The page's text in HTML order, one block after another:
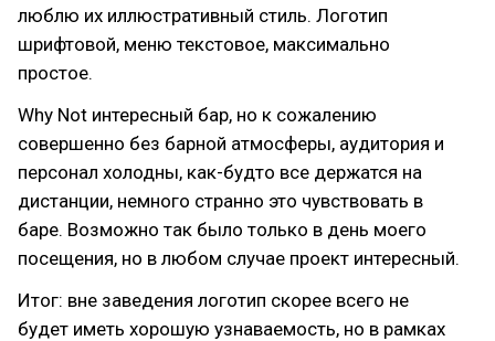
люблю их иллюстративный стиль. Логотип
шрифтовой, меню текстовое, максимально
простое.
Why Not интересный бар, но к сожалению
совершенно без барной атмосферы, аудитория и
персонал холодны, как-будто все держатся на
дистанции, немного странно это чувствовать в
баре. Возможно так было только в день моего
посещения, но в любом случае проект интересный.
Итог: вне заведения логотип скорее всего не
будет иметь хорошую узнаваемость, но в рамках